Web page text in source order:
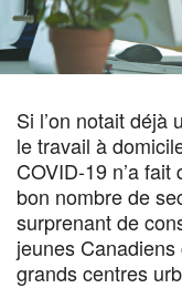
Si l’on notait déjà
le travail à
COVID-19 n’a
bon nombre de
surprenant de
jeunes
grands centres